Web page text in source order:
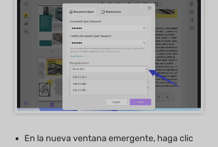
En la nueva ventana emergente, haga clic